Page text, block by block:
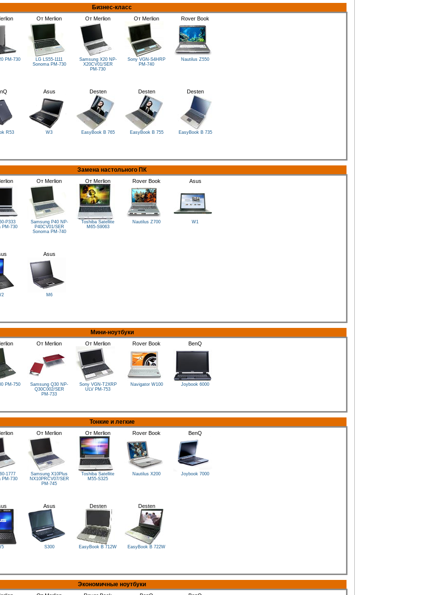
Бизнес-класс
PM-730
От Merlion
LG LS55-1111
Sonoma PM-730
От Merlion
Samsung X20 NP-
X20CV01/SER
PM-730
От Merlion
Sony VGN-S4HRP
PM-740
Rover Book
Nautilus Z550
R53
Asus
W3
Desten
EasyBook B 765
Desten
EasyBook B 755
Desten
EasyBook B 735
Замена настольного ПК
P333
PM-730
От Merlion
Samsung P40 NP-
P40CV01/SER
Sonoma PM-740
От Merlion
Toshiba Satellite
M65-S9063
Rover Book
Nautilus Z700
Asus
W1
Asus
M6
Мини-ноутбуки
PM-750
От Merlion
Samsung Q30 NP-
Q30C002/SER
PM-733
От Merlion
Sony VGN-T2XRP
ULV PM-753
Rover Book
Navigator W100
BenQ
Joybook 6000
Тонкие и легкие
1777
PM-730
От Merlion
Samsung X10Plus
NX10PRCV07/SER
PM-745
От Merlion
Toshiba Satellite
M55-S325
Rover Book
Nautilus X200
BenQ
Joybook 7000
Asus
S300
Desten
EasyBook B 712W
Desten
EasyBook B 722W
Экономичные ноутбуки